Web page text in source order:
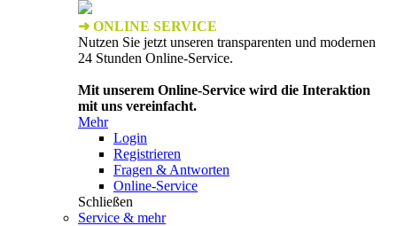
➜ ONLINE SERVICE
Nutzen Sie jetzt unseren transparenten und modernen
24 Stunden Online-Service.
Mit unserem Online-Service wird die Interaktion
mit uns vereinfacht.
Mehr
Login
Registrieren
Fragen & Antworten
Online-Service
Schließen
Service & mehr